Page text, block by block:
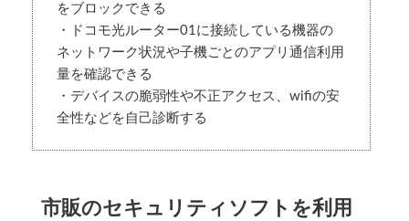
をブロックできる
・ドコモ光ルーター01に接続している機器の
ネットワーク状況や子機ごとのアプリ通信利用
量を確認できる
・デバイスの脆弱性や不正アクセス、wifiの安
全性などを自己診断する
市販のセキュリティソフトを利用